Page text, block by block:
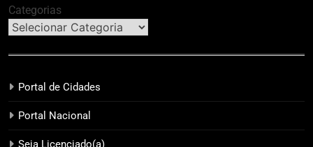
Categorias
Portal de Cidades
Portal Nacional
Seja Licenciado(a)